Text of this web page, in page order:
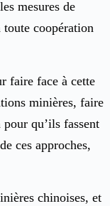
mesures de
coopération
faire face à cette
minières, faire
qu’ils fassent
ces approches,
chinoises, et